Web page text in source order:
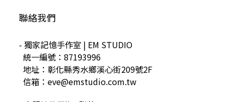
聯絡我們
- 獨家記憶手作室 | EM STUDIO
統一編號：87193996
地址：彰化縣秀水鄉溪心街209號2F
信箱：eve@emstudio.com.tw